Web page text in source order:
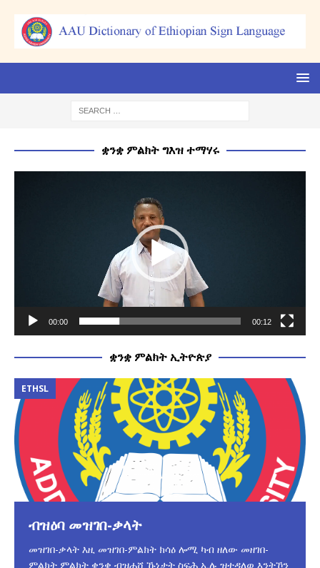
ቋንቋ ምልክት ግእዝ ተማሃሩ
00:00 00:12
ቋንቋ ምልክት ኢትዮጵያ
ETHSL
ብዝዕባ መዝገበ-ቃላት
መዝገበ-ቃላት እዚ መዝገበ-ምልክት ክሳዕ ሎሚ ካብ ዘለው መዘገበ-
ምልክት ምልክት ቋንቋ ብዝሐሸ ኹነታት ስፍሕ ኢሉ ዝተዳለወ እንትኾን